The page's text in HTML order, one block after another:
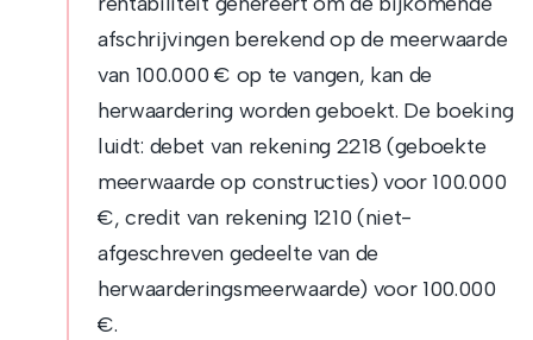
afschrijvingen berekend op de meerwaarde
van 100.000 € op te vangen, kan de
herwaardering worden geboekt. De boeking
luidt: debet van rekening 2218 (geboekte
meerwaarde op constructies) voor 100.000
€, credit van rekening 1210 (niet-
afgeschreven gedeelte van de
herwaarderingsmeerwaarde) voor 100.000
€.